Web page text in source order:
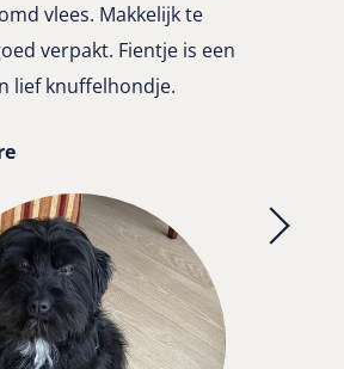
vlees. Makkelijk te
verpakt. Fientje is een
lief knuffelhondje.